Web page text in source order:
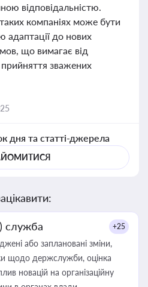
відповідальністю.
компаніях може бути
адаптації до нових
що вимагає від
прийняття зважених
дня та статті-джерела
служба +25
або заплановані зміни,
щодо держслужби, оцінка
новацій на організаційну